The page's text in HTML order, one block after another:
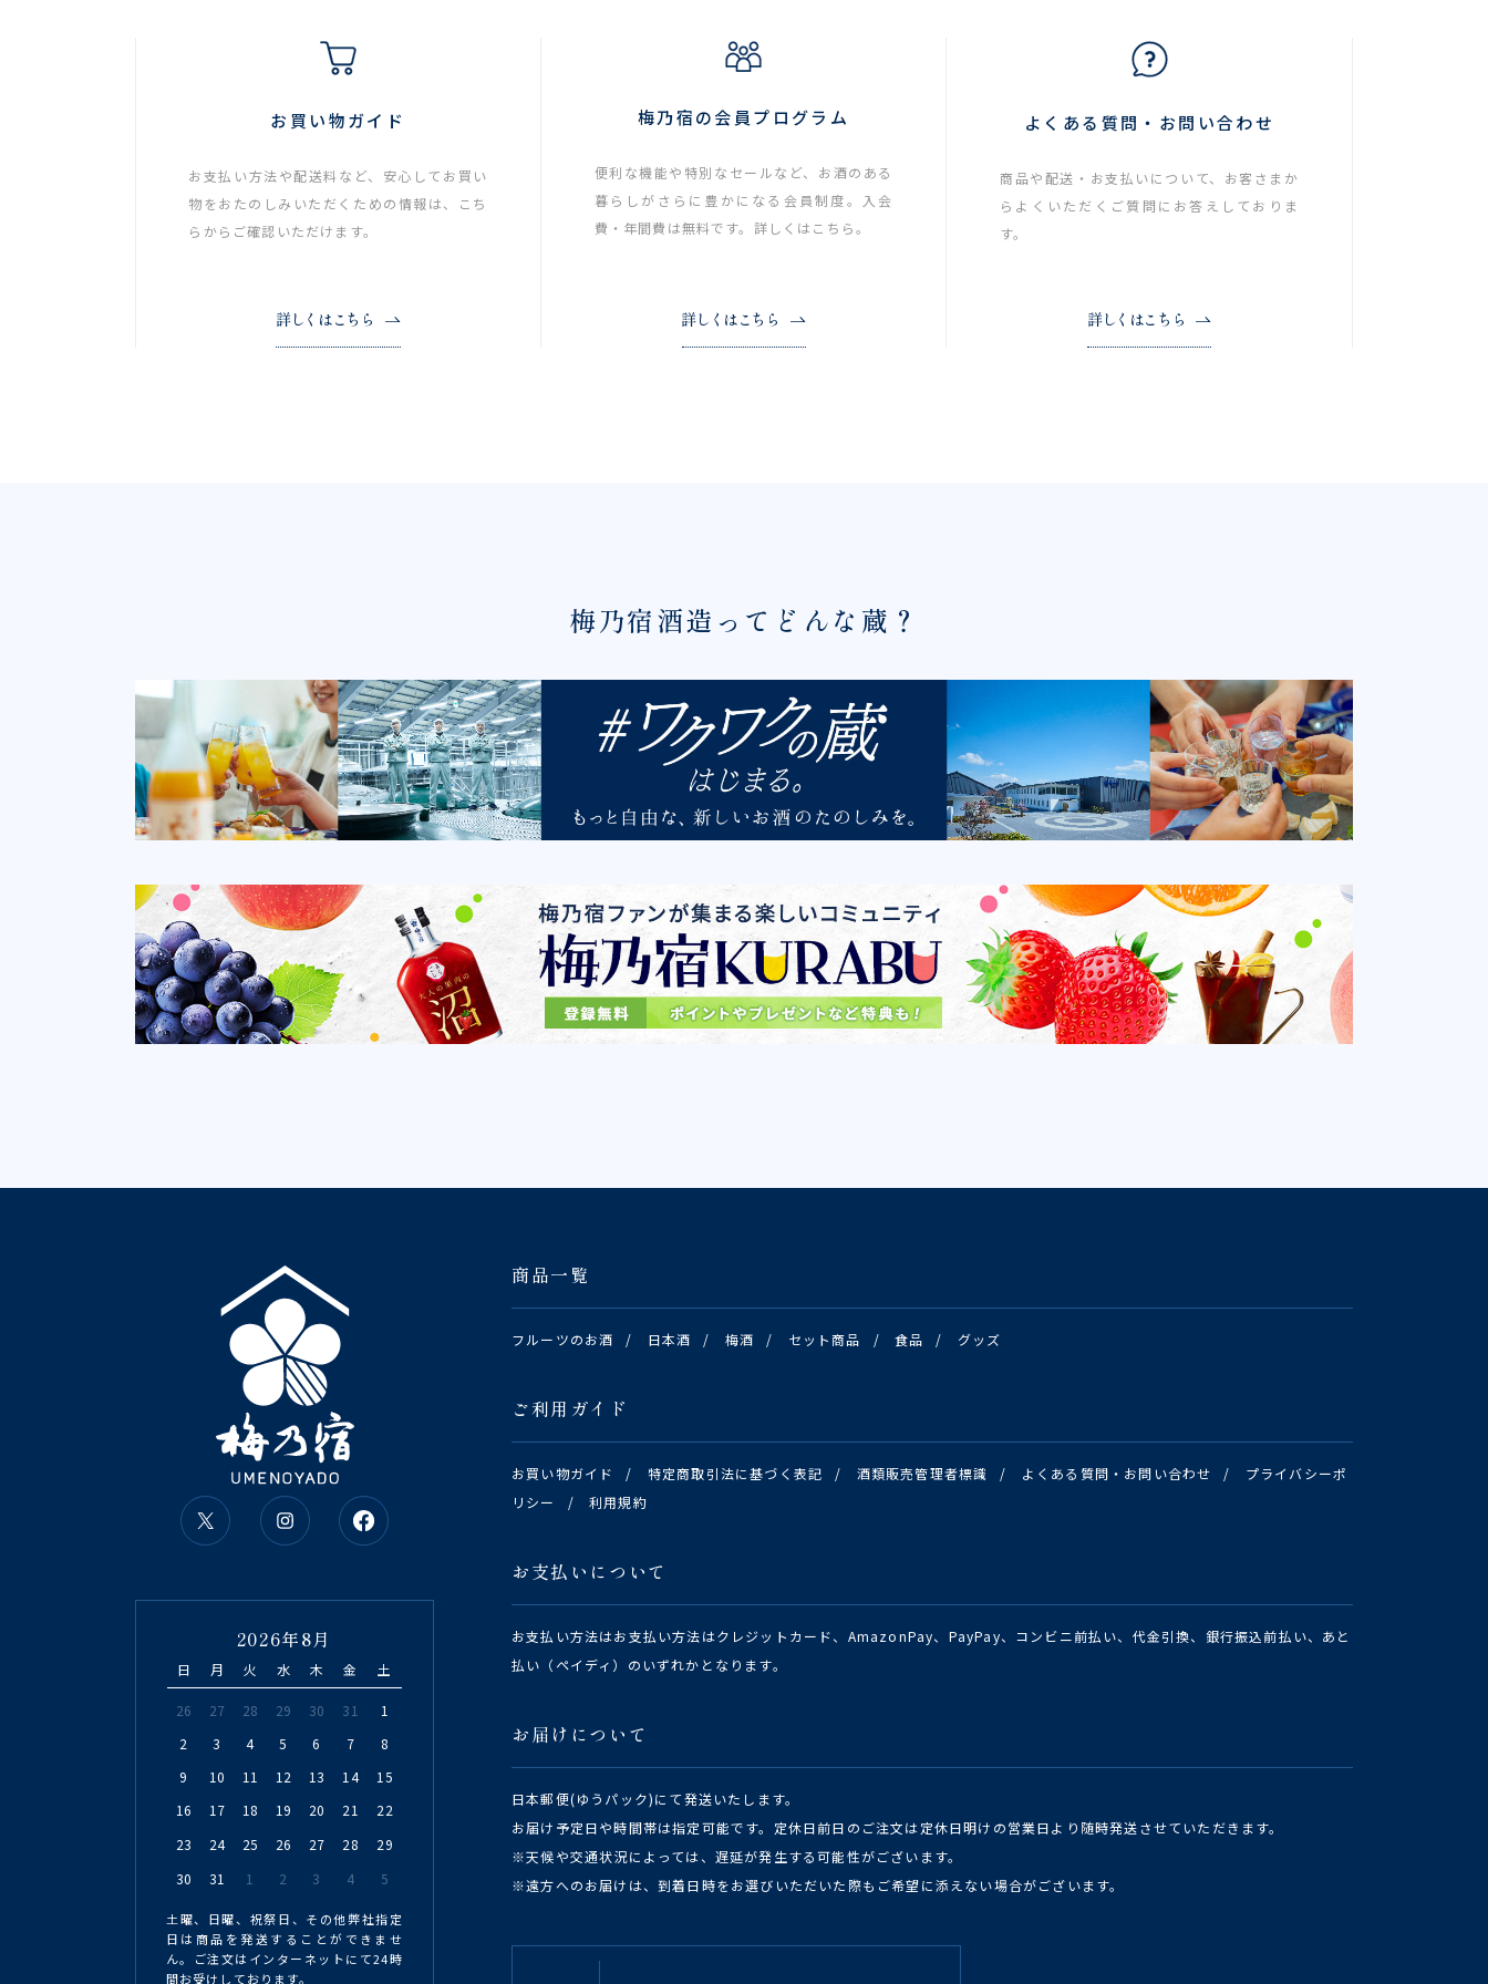
お買い物ガイド
お支払い方法や配送料など、安心してお買い
物をおたのしみいただくための情報は、こち
らからご確認いただけます。
詳しくはこちら
梅乃宿の会員プログラム
便利な機能や特別なセールなど、お酒のある
暮らしがさらに豊かになる会員制度。入会
費・年間費は無料です。詳しくはこちら。
詳しくはこちら
よくある質問・お問い合わせ
商品や配送・お支払いについて、お客さまか
らよくいただくご質問にお答えしておりま
す。
詳しくはこちら
梅乃宿酒造ってどんな蔵？
商品一覧
フルーツのお酒 / 日本酒 / 梅酒 / セット商品 / 食品 / グッズ
ご利用ガイド
お買い物ガイド / 特定商取引法に基づく表記 / 酒類販売管理者標識 / よくある質問・お問い合わせ /
プライバシーポ
リシー
/ 利用規約
お支払いについて
お支払い方法はお支払い方法はクレジットカード、AmazonPay、PayPay、コンビニ前払い、代金引換、銀行振込前払い、あと
払い（ペイディ）のいずれかとなります。
お届けについて
日本郵便(ゆうパック)にて発送いたします。
お届け予定日や時間帯は指定可能です。定休日前日のご注文は定休日明けの営業日より随時発送させていただきます。
※天候や交通状況によっては、遅延が発生する可能性がございます。
※遠方へのお届けは、到着日時をお選びいただいた際もご希望に添えない場合がございます。
2026年8月
日 月 火 水 木 金 土
26 27 28 29 30 31
1
2
3 4 5 6 7
8
9
10 11 12 13 14
15
16
17 18 19 20 21
22
23
24 25 26 27 28
29
30
31 1 2 3 4 5
土曜、日曜、祝祭日、その他弊社指定
日は商品を発送することができませ
ん。ご注文はインターネットにて24時
間お受けしております。